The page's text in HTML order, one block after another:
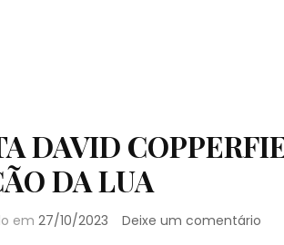
DAVID
DA LUA
em 27/10/2023 Deixe um comentário